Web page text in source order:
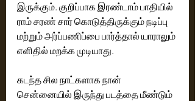
இருக்கும். குறிப்பாக இரண்டாம் பாதியில்
ராம் சரண் சார் கொடுத்திருக்கும் நடிப்பு
மற்றும் அர்ப்பணிப்பை பார்த்தால் யாராலும்
எளிதில் மறக்க முடியாது.
கடந்த சில நாட்களாக நான்
சென்னையில் இருந்து படத்தை மீண்டும்